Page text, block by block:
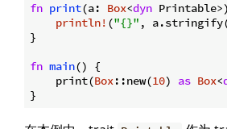
fn print(a: Box<dyn
println! ("{}" ,
}
fn main() {
    print(
Box::new(10) as Box<